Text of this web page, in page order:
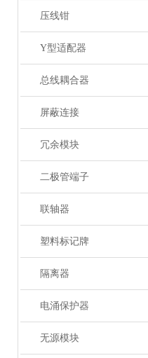
压线钳
Y型适配器
总线耦合器
屏蔽连接
冗余模块
二极管端子
联轴器
塑料标记牌
隔离器
电涌保护器
无源模块